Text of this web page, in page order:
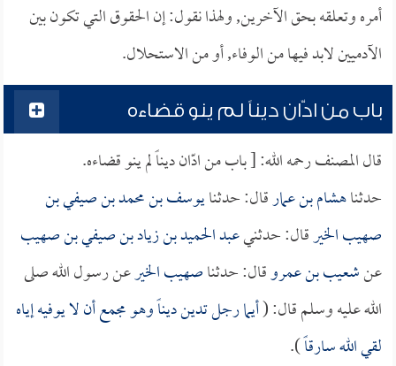
أمره وتعلقه بحق الآخرين, ولهذا نقول: إن الحقوق التي تكون بين
الآدميين لابد فيها من الوفاء, أو من الاستحلال.
باب من ادّان ديناً لم ينو قضاءه
قال المصنف رحمه الله: [ باب من ادّان ديناً لم ينو قضاءه.
حدثناهشام بن عمارقال: حدثنايوسف بن محمد بن صيفي بن
صهيب الخيرقال: حدثنيعبد الحميد بن زياد بن صيفي بن صهيب
عنشعيب بن عمروقال: حدثناصهيب الخيرعن رسول الله صلى
الله عليه وسلم قال: (أيما رجل تدين ديناً وهو مجمع أن لا يوفيه إياه
لقي الله سارقاً).